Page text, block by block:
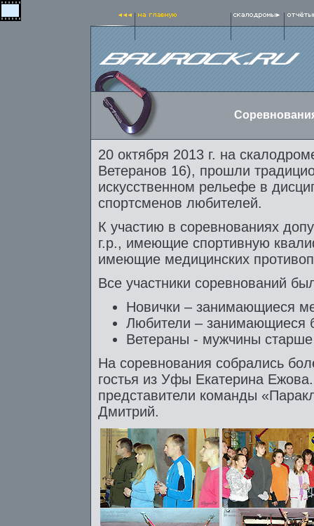
20 октября 2013 г. на
Ветеранов 16), прошли
искусственном рельефе в
спортсменов любителей.
К участию в соревнованиях
г.р., имеющие спортивную
имеющие медицинских
Все участники соревнований
Новички – занимающиеся
Любители – занимающиеся
Ветераны - мужчины
На соревнования собрались
гостья из Уфы Екатерина
представители команды
Дмитрий.